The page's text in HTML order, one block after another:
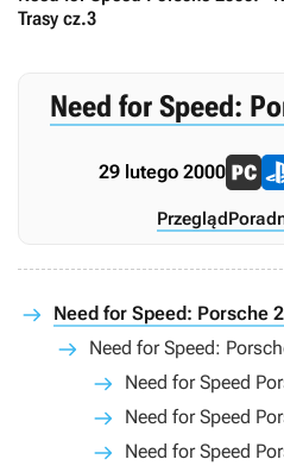
Trasy cz.3
Need for Speed:
29 lutego 2000
Przegląd
Need for Speed: Porsche
Need for Speed:
Need for Speed
Need for Speed
Need for Speed